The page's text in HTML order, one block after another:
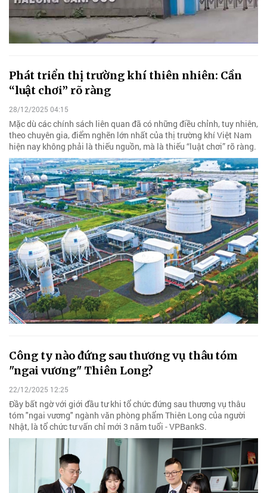
Phát triển thị trường khí thiên nhiên: Cần
“luật chơi” rõ ràng
28/12/2025 04:15
Mặc dù các chính sách liên quan đã có những điều chỉnh, tuy nhiên,
theo chuyên gia, điểm nghẽn lớn nhất của thị trường khí Việt Nam
hiện nay không phải là thiếu nguồn, mà là thiếu “luật chơi” rõ ràng.
Công ty nào đứng sau thương vụ thâu tóm
"ngai vương" Thiên Long?
22/12/2025 12:25
Đầy bất ngờ với giới đầu tư khi tổ chức đứng sau thương vụ thâu
tóm "ngai vương" ngành văn phòng phẩm Thiên Long của người
Nhật, là tổ chức tư vấn chỉ mới 3 năm tuổi - VPBankS.